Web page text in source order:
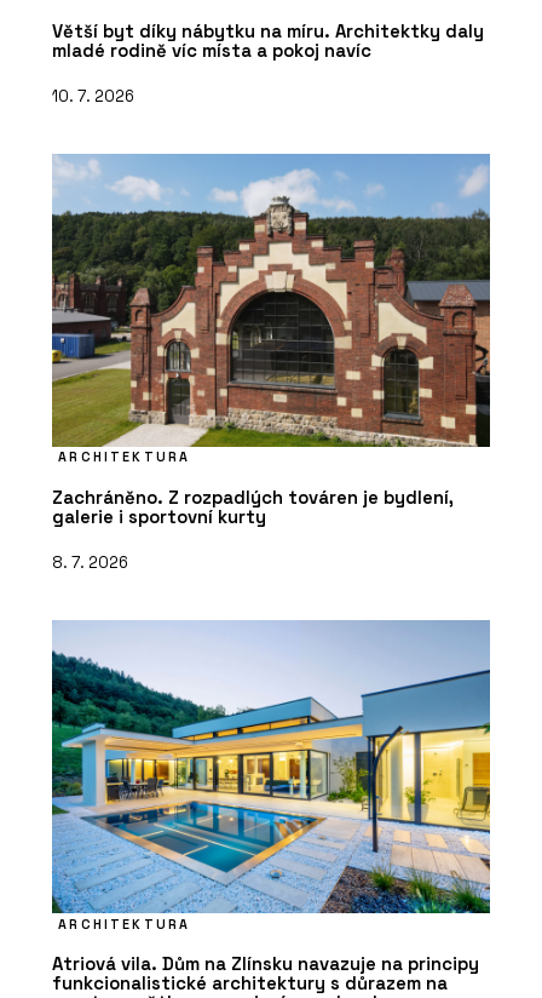
Větší byt díky nábytku na míru. Architektky daly
mladé rodině víc místa a pokoj navíc
10. 7. 2026
ARCHITEKTURA
Zachráněno. Z rozpadlých továren je bydlení,
galerie i sportovní kurty
8. 7. 2026
ARCHITEKTURA
Atriová vila. Dům na Zlínsku navazuje na principy
funkcionalistické architektury s důrazem na